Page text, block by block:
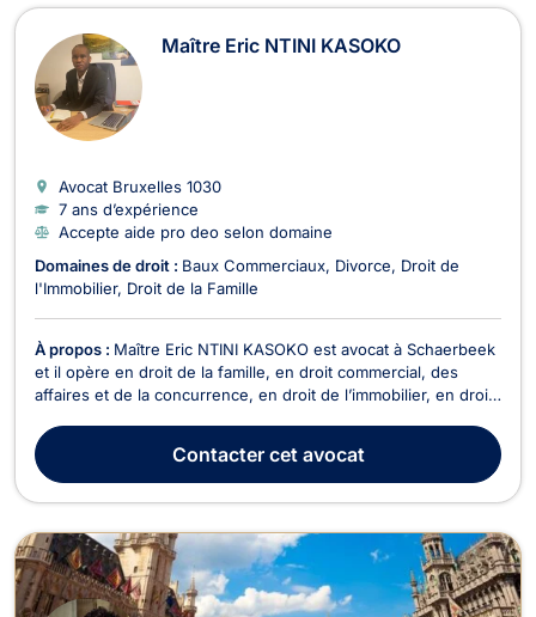
Maître Eric NTINI KASOKO
Avocat Bruxelles 1030
7 ans d’expérience
Accepte aide pro deo selon domaine
Domaines de droit : Baux Commerciaux Divorce
Droit de
l'Immobilier Droit de la Famille
À propos : Maître Eric NTINI KASOKO est avocat à Schaerbeek
et il opère en droit de la famille, en droit commercial, des
affaires et de la concurrence, en droit de l’immobilier, en droit
NTINI KASOKO intervient en droit de la famille pour les
divorces à l'amiable ou con...
Contactercet avocat